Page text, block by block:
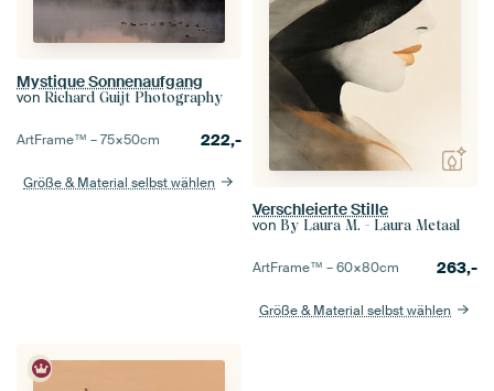
Mystique Sonnenaufgang
von Richard Guijt Photography
ArtFrame™ –75×50cm 222,-
Größe & Material selbst wählen
Verschleierte Stille
von By Laura M. - Laura Metaal
ArtFrame™ –60×80cm 263,-
Größe & Material selbst wählen